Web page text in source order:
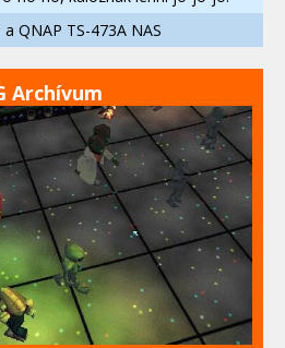
QNAP TS-473A NAS
Archívum